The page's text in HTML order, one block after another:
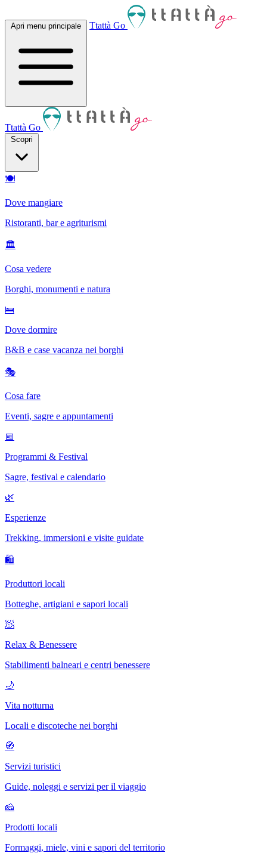
Apri menu principale Ttattà Go
Ttattà Go
Scopri
🍽
Dove mangiare
Ristoranti, bar e agriturismi
🏛
Cosa vedere
Borghi, monumenti e natura
🛌
Dove dormire
B&B e case vacanza nei borghi
🎭
Cosa fare
Eventi, sagre e appuntamenti
📅
Programmi & Festival
Sagre, festival e calendario
🌿
Esperienze
Trekking, immersioni e visite guidate
🛍
Produttori locali
Botteghe, artigiani e sapori locali
🧖
Relax & Benessere
Stabilimenti balneari e centri benessere
🌙
Vita notturna
Locali e discoteche nei borghi
🧭
Servizi turistici
Guide, noleggi e servizi per il viaggio
🧀
Prodotti locali
Formaggi, miele, vini e sapori del territorio